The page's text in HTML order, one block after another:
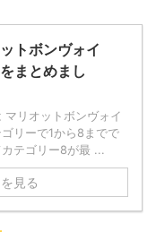
トボンヴォイ
まとめまし
リオットボンヴォイ
リーで1から8までで
テゴリー8が最 ...
見る